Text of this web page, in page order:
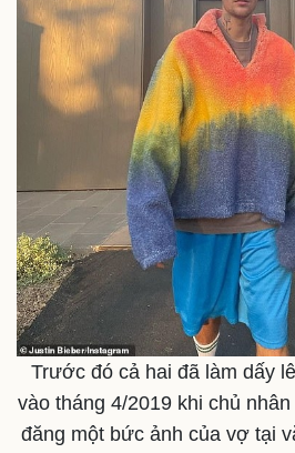
Sức khỏe
Dinh dưỡng - món ngon
Cây thuốc
Sản phụ khoa
Làm đẹp - giảm cân
Phòng mạch online
Ăn sạch sống khỏe
Trước đó cả hai đã làm dấy
vào tháng 4/2019 khi chủ
đăng một bức ảnh của vợ tại